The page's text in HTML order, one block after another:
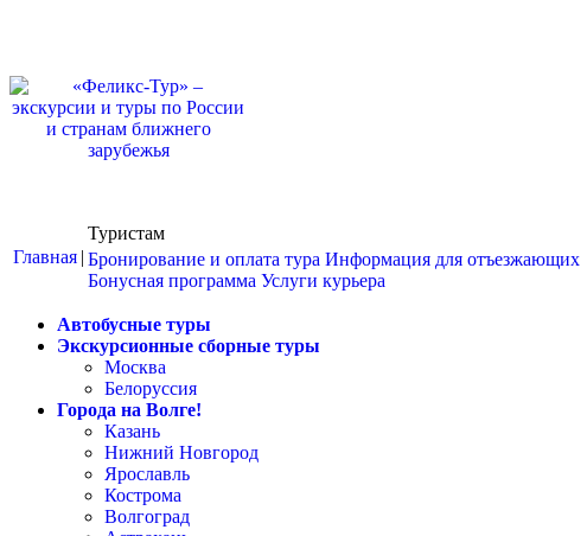
Главная |
Туристам
Бронирование и оплата тура Информация для отъезжающих
Бонусная программа Услуги курьера
Автобусные туры
Экскурсионные сборные туры
Москва
Белоруссия
Города на Волге!
Казань
Нижний Новгород
Ярославль
Кострома
Волгоград